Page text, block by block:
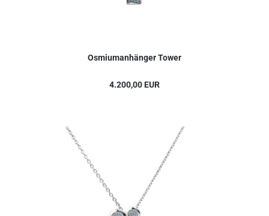
Osmiumanhänger Tower
4.200,00 EUR